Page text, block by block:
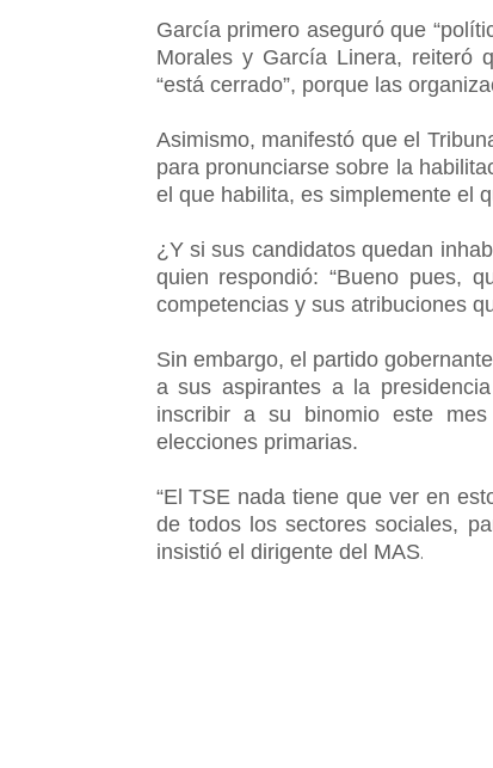
García primero aseguró que
Morales y García Linera, reiteró
“está cerrado”, porque las
Asimismo, manifestó que el
para pronunciarse sobre la
el que habilita, es simplemente el
¿Y si sus candidatos quedan
quien respondió: “Bueno pues,
competencias y sus atribuciones
Sin embargo, el partido
a sus aspirantes a la
inscribir a su binomio este
elecciones primarias.
“El TSE nada tiene que ver en
de todos los sectores sociales,
insistió el dirigente del MAS.